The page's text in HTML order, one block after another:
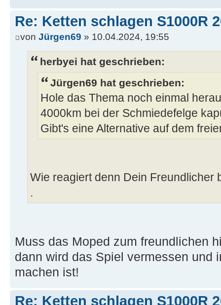
Re: Ketten schlagen S1000R
von Jürgen69 » 10.04.2024, 19:55
herbyei hat geschrieben:
Jürgen69 hat geschrieben:
Hole das Thema noch einmal
4000km bei der Schmiedefelge
Gibt's eine Alternative auf dem
Wie reagiert denn Dein Freundlicher
.
Muss das Moped zum freundlichen
dann wird das Spiel vermessen und
machen ist!
Re: Ketten schlagen S1000R